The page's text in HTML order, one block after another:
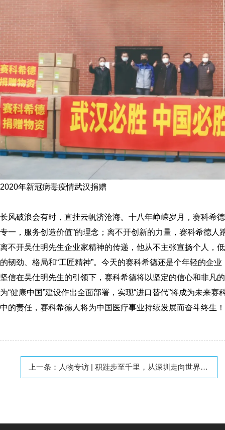
2020年新冠病毒疫情武汉捐赠
长风破浪会有时，直挂云帆济沧海。十八年峥嵘岁月，赛科希
专一，服务创造价值”的理念； 离不开创新的力量，赛科希德人
离不开吴仕明先生企业家精神的传递，他从不主张宣扬个人，
的韧劲、格局和“工匠精神”。 今天的赛科希德还是个年轻的企
坚信在吴仕明先生的引领下，赛科希德将以坚定的信心和非凡
为“健康中国”建设作出全面部署，实现“进口替代”将成为未来
中的责任，赛科希德人将为中国医疗事业持续发展而奋斗终生！
上一条： 人物专访 | 积跬步至千里，从深圳走向世界——理邦董事长张浩